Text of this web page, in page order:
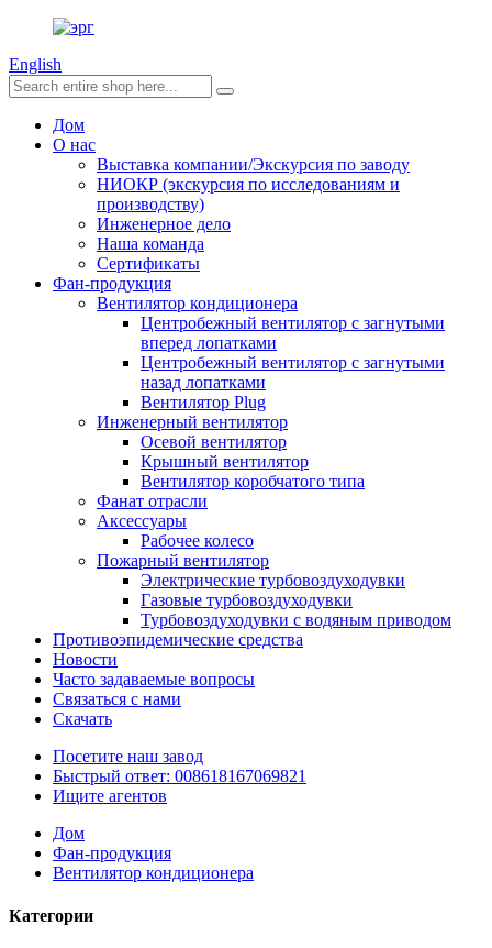
English
Дом
О нас
Выставка компании/Экскурсия по заводу
НИОКР (экскурсия по исследованиям и
производству)
Инженерное дело
Наша команда
Сертификаты
Фан-продукция
Вентилятор кондиционера
Центробежный вентилятор с загнутыми
вперед лопатками
Центробежный вентилятор с загнутыми
назад лопатками
Вентилятор Plug
Инженерный вентилятор
Осевой вентилятор
Крышный вентилятор
Вентилятор коробчатого типа
Фанат отрасли
Аксессуары
Рабочее колесо
Пожарный вентилятор
Электрические турбовоздуходувки
Газовые турбовоздуходувки
Турбовоздуходувки с водяным приводом
Противоэпидемические средства
Новости
Часто задаваемые вопросы
Связаться с нами
Скачать
Посетите наш завод
Быстрый ответ: 008618167069821
Ищите агентов
Дом
Фан-продукция
Вентилятор кондиционера
Категории